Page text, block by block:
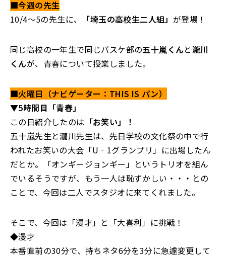
■今週の先生
10/4～5の先生に、
「埼玉の高校生二人組」 が登場！
同じ高校の一年生で同じバスケ部の五十嵐くんと瀧川
くんが、青春について授業しました。
■火曜日（ナビゲーター：THIS IS パン）
▼5時間目「青春」
この日紹介したのは 「お笑い」！
五十嵐先生と瀧川先生は、先日学校の文化祭の中で行
われたお笑いの大会「U‐1グランプリ」に出場したん
だとか。「オンギージョンギー」というトリオを組ん
でいるそうですが、もう一人は恥ずかしい・・・との
ことで、今回は二人でスタジオに来てくれました。
そこで、今回は「漫才」と「大喜利」に挑戦！
◆漫才
本番直前の30分で、持ちネタ6分を3分に急遽変更して